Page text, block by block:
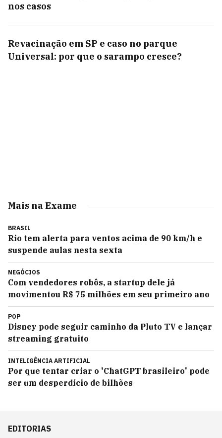
nos casos
Revacinação em SP e caso no parque
Universal: por que o sarampo cresce?
Mais na Exame
BRASIL
Rio tem alerta para ventos acima de 90 km/h e
suspende aulas nesta sexta
NEGÓCIOS
Com vendedores robôs, a startup dele já
movimentou R$ 75 milhões em seu primeiro ano
POP
Disney pode seguir caminho da Pluto TV e lançar
streaming gratuito
INTELIGÊNCIA ARTIFICIAL
Por que tentar criar o 'ChatGPT brasileiro' pode
ser um desperdício de bilhões
EDITORIAS